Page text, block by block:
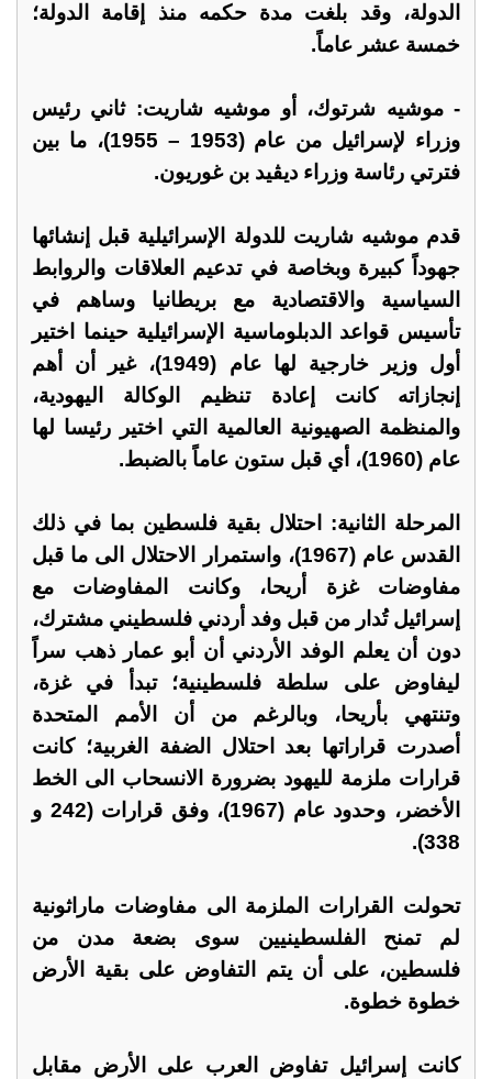
الدولة، وقد بلغت مدة حكمه منذ إقامة الدولة؛
خمسة عشر عاماً.
- موشيه شرتوك، أو موشيه شاريت: ثاني رئيس
وزراء لإسرائيل من عام (1953 – 1955)، ما بين
فترتي رئاسة وزراء ديڤيد بن غوريون.
قدم موشيه شاريت للدولة الإسرائيلية قبل إنشائها
جهوداً كبيرة وبخاصة في تدعيم العلاقات والروابط
السياسية والاقتصادية مع بريطانيا وساهم في
تأسيس قواعد الدبلوماسية الإسرائيلية حينما اختير
أول وزير خارجية لها عام (1949)، غير أن أهم
إنجازاته كانت إعادة تنظيم الوكالة اليهودية،
والمنظمة الصهيونية العالمية التي اختير رئيسا لها
عام (1960)، أي قبل ستون عاماً بالضبط.
المرحلة الثانية: احتلال بقية فلسطين بما في ذلك
القدس عام (1967)، واستمرار الاحتلال الى ما قبل
مفاوضات غزة أريحا، وكانت المفاوضات مع
إسرائيل تُدار من قبل وفد أردني فلسطيني مشترك،
دون أن يعلم الوفد الأردني أن أبو عمار ذهب سراً
ليفاوض على سلطة فلسطينية؛ تبدأ في غزة،
وتنتهي بأريحا، وبالرغم من أن الأمم المتحدة
أصدرت قراراتها بعد احتلال الضفة الغربية؛ كانت
قرارات ملزمة لليهود بضرورة الانسحاب الى الخط
الأخضر، وحدود عام (1967)، وفق قرارات (242 و
338).
تحولت القرارات الملزمة الى مفاوضات ماراثونية
لم تمنح الفلسطينيين سوى بضعة مدن من
فلسطين، على أن يتم التفاوض على بقية الأرض
خطوة خطوة.
كانت إسرائيل تفاوض العرب على الأرض مقابل